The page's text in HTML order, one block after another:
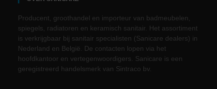
Producent, groothandel en importeur van badmeubelen,
spiegels, radiatoren en keramisch sanitair. Het assortiment
is verkrijgbaar bij sanitair specialisten (Sanicare dealers) in
Nederland en België. De contacten lopen via het
hoofdkantoor en vertegenwoordigers. Sanicare is een
geregistreerd handelsmerk van Sintraco bv.